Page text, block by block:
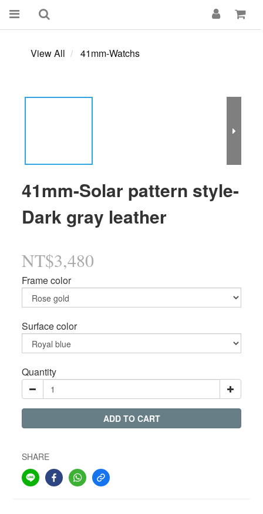
View All 41mm-Watchs
41mm-Solar pattern style-
Dark gray leather
NT$3,480
Frame color
Surface color
Quantity
ADD TO CART
SHARE